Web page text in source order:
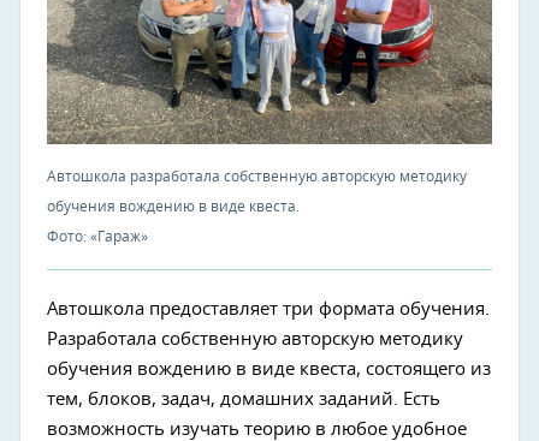
Автошкола разработала собственную авторскую методику
обучения вождению в виде квеста.
Фото: «Гараж»
Автошкола предоставляет три формата обучения.
Разработала собственную авторскую методику
обучения вождению в виде квеста, состоящего из
тем, блоков, задач, домашних заданий. Есть
возможность изучать теорию в любое удобное